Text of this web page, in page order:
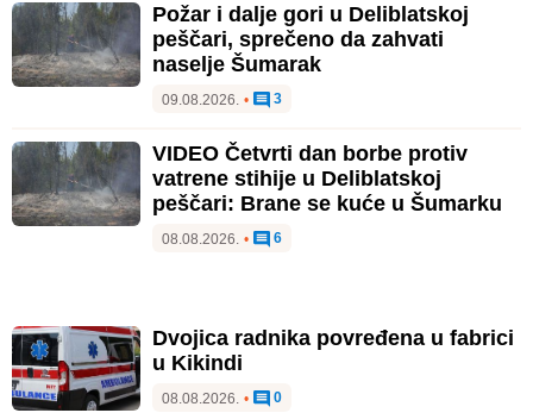
Požar i dalje gori u Deliblatskoj
peščari, sprečeno da zahvati
naselje Šumarak
09.08.2026. • 3
VIDEO Četvrti dan borbe protiv
vatrene stihije u Deliblatskoj
peščari: Brane se kuće u Šumarku
08.08.2026. • 6
Dvojica radnika povređena u fabrici
u Kikindi
08.08.2026. • 0